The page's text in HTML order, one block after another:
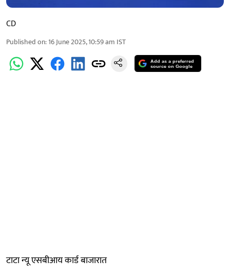
CD
Published on:16 June 2025, 10:59 am IST
Add as a preferred
source on Google
टाटा न्यू एसबीआय कार्ड बाजारात